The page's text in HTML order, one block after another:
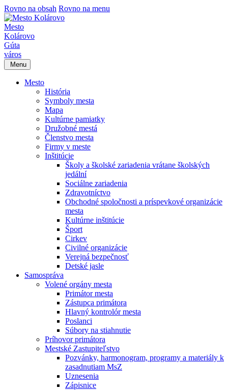
Rovno na obsah Rovno na menu
Mesto
Kolárovo
Gúta
város
Menu
Mesto
História
Symboly mesta
Mapa
Kultúrne pamiatky
Družobné mestá
Členstvo mesta
Firmy v meste
Inštitúcie
Školy a školské zariadenia vrátane školských
jedální
Sociálne zariadenia
Zdravotníctvo
Obchodné spoločnosti a príspevkové organizácie
mesta
Kultúrne inštitúcie
Šport
Cirkev
Civilné organizácie
Verejná bezpečnosť
Detské jasle
Samospráva
Volené orgány mesta
Primátor mesta
Zástupca primátora
Hlavný kontrolór mesta
Poslanci
Súbory na stiahnutie
Príhovor primátora
Mestské Zastupiteľstvo
Pozvánky, harmonogram, programy a materiály k
zasadnutiam MsZ
Uznesenia
Zápisnice